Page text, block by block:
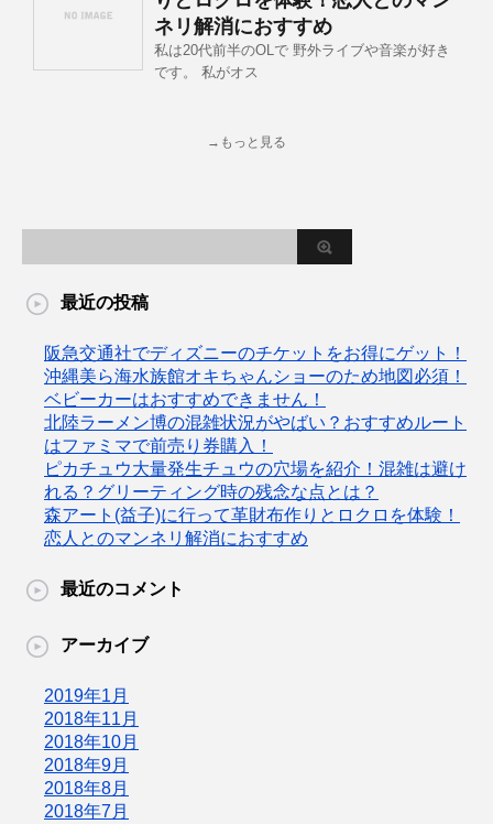
ネリ解消におすすめ
私は20代前半のOLで 野外ライブや音楽が好き
です。 私がオス
→もっと見る
最近の投稿
阪急交通社でディズニーのチケットをお得にゲット！
沖縄美ら海水族館オキちゃんショーのため地図必須！
ベビーカーはおすすめできません！
北陸ラーメン博の混雑状況がやばい？おすすめルート
はファミマで前売り券購入！
ピカチュウ大量発生チュウの穴場を紹介！混雑は避け
れる？グリーティング時の残念な点とは？
森アート(益子)に行って革財布作りとロクロを体験！
恋人とのマンネリ解消におすすめ
最近のコメント
アーカイブ
2019年1月
2018年11月
2018年10月
2018年9月
2018年8月
2018年7月